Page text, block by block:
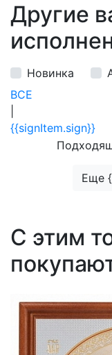
Другие
Новинка
ВСЕ
{{signItem.sign}}
Еще
С этим